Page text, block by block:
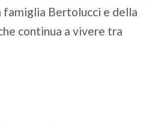
famiglia Bertolucci e della
continua a vivere tra